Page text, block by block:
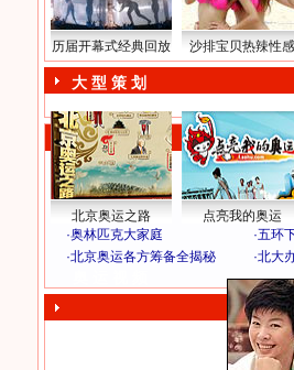
历届开幕式经典回放 沙排宝贝热辣性感
大 型 策 划
北京奥运之路 点亮我的奥运
·奥林匹克大家庭 ·五环
·北京奥运各方筹备全揭秘 ·北大